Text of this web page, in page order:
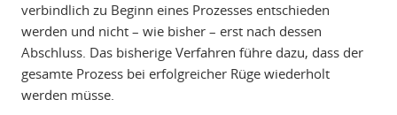
verbindlich zu Beginn eines Prozesses entschieden
werden und nicht – wie bisher – erst nach dessen
Abschluss. Das bisherige Verfahren führe dazu, dass der
gesamte Prozess bei erfolgreicher Rüge wiederholt
werden müsse.